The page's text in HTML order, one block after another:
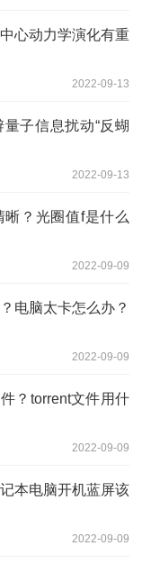
心动力学演化有重
2022-09-13
子信息扰动“反蝴
2022-09-13
？光圈值f是什么
2022-09-09
电脑太卡怎么办？
2022-09-09
？torrent文件用什
2022-09-09
本电脑开机蓝屏该
2022-09-09